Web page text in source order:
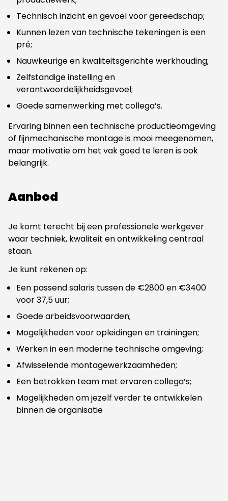
Technisch inzicht en gevoel voor gereedschap;
Kunnen lezen van technische tekeningen is een
pré;
Nauwkeurige en kwaliteitsgerichte werkhouding;
Zelfstandige instelling en
verantwoordelijkheidsgevoel;
Goede samenwerking met collega’s.
Ervaring binnen een technische productieomgeving
of fijnmechanische montage is mooi meegenomen,
maar motivatie om het vak goed te leren is ook
belangrijk.
Aanbod
Je komt terecht bij een professionele werkgever
waar techniek, kwaliteit en ontwikkeling centraal
staan.
Je kunt rekenen op:
Een passend salaris tussen de €2800 en €3400
voor 37,5 uur;
Goede arbeidsvoorwaarden;
Mogelijkheden voor opleidingen en trainingen;
Werken in een moderne technische omgeving;
Afwisselende montagewerkzaamheden;
Een betrokken team met ervaren collega’s;
Mogelijkheden om jezelf verder te ontwikkelen
binnen de organisatie